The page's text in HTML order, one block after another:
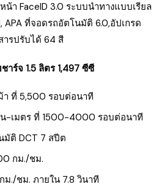
า FaceID 3.0 ระบบนำทางแบบเรียล
ที่จอดรถอัตโนมัติ 6.0,อัปเกรด
ารปรับได้ 64 สี
าร์จ 1.5 ลิตร 1,497 ซีซี
า ที่ 5,500 รอบต่อนาที
-เมตร ที่ 1500-4000 รอบต่อนาที
มัติ DCT 7 สปีต
กม./ชม.
ม./ชม. ภายใน 7.8 วินาที